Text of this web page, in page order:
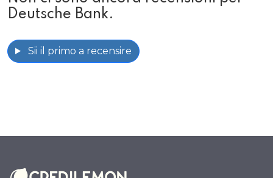
Deutsche Bank.
Sii il primo a recensire